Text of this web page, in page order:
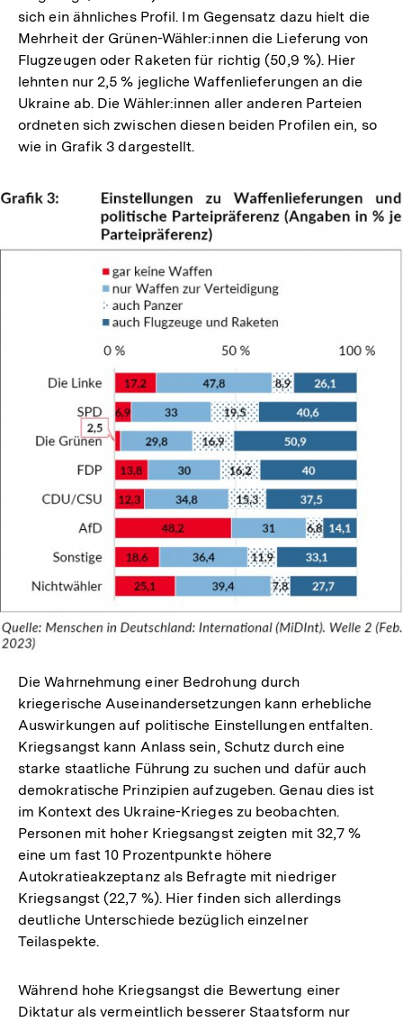
sich ein ähnliches Profil. Im Gegensatz dazu hielt die
Mehrheit der Grünen-Wähler:innen die Lieferung von
Flugzeugen oder Raketen für richtig (50,9 %). Hier
lehnten nur 2,5 % jegliche Waffenlieferungen an die
Ukraine ab. Die Wähler:innen aller anderen Parteien
ordneten sich zwischen diesen beiden Profilen ein, so
wie in Grafik 3 dargestellt.
Die Wahrnehmung einer Bedrohung durch
kriegerische Auseinandersetzungen kann erhebliche
Auswirkungen auf politische Einstellungen entfalten.
Kriegsangst kann Anlass sein, Schutz durch eine
starke staatliche Führung zu suchen und dafür auch
demokratische Prinzipien aufzugeben. Genau dies ist
im Kontext des Ukraine-Krieges zu beobachten.
Personen mit hoher Kriegsangst zeigten mit 32,7 %
eine um fast 10 Prozentpunkte höhere
Autokratieakzeptanz als Befragte mit niedriger
Kriegsangst (22,7 %). Hier finden sich allerdings
deutliche Unterschiede bezüglich einzelner
Teilaspekte.
Während hohe Kriegsangst die Bewertung einer
Diktatur als vermeintlich besserer Staatsform nur